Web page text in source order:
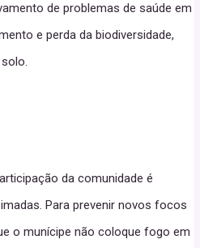
de problemas de saúde em
e perda da biodiversidade,
da comunidade é
Para prevenir novos focos
o munícipe não coloque fogo em